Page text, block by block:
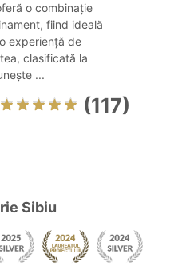
o combinație
fiind ideală
experiență de
clasificată la
...
(117)
Sibiu